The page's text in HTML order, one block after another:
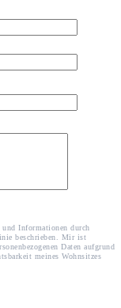
und Informationen durch
beschrieben. Mir ist
Daten aufgrund
meines Wohnsitzes